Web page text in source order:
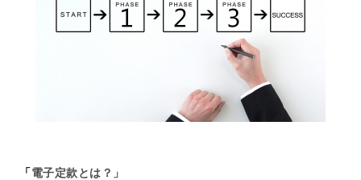
「電子定款とは？」